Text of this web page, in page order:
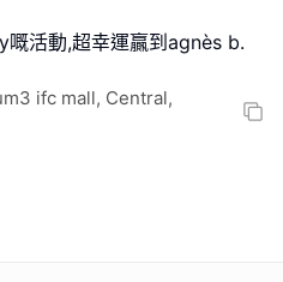
活動,超幸運贏到agnès b.
ifc mall, Central,